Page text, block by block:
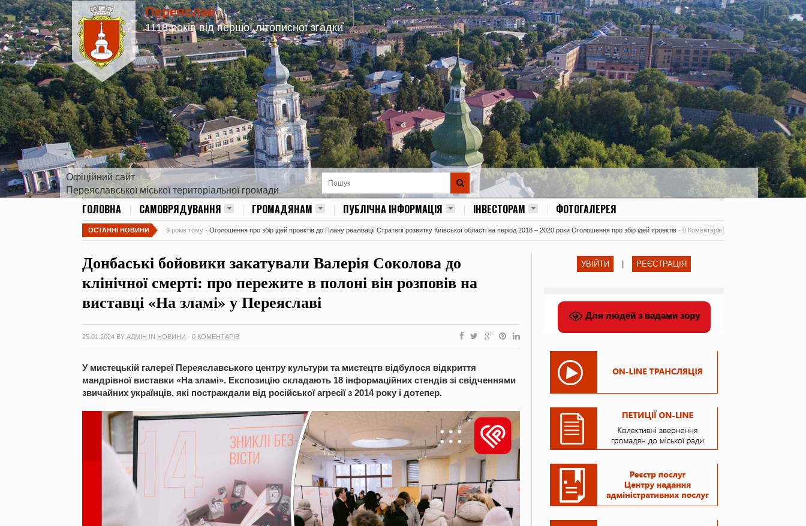
Переяслав
1118 років від першої літописної згадки
Офіційний сайт
Переяславської міської територіальної громади
ГОЛОВНА САМОВРЯДУВАННЯ ГРОМАДЯНАМ ПУБЛІЧНА ІНФОРМАЦІЯ ІНВЕСТОРАМ ФОТОГАЛЕРЕЯ
ОСТАННІ НОВИНИ 9 років тому - Оголошення про збір ідей проектів до Плану реалізації Стратегії розвитку Київської області на період 2018 – 2020 роки Оголошення про збір ідей проектів - 0 Коментарів
Донбаські бойовики закатували Валерія Соколова до
клінічної смерті: про пережите в полоні він розповів на
виставці «На зламі» у Переяславі
25.01.2024 BY АДМІН IN НОВИНИ · 0 КОМЕНТАРІВ
У мистецькій галереї Переяславського центру культури та мистецтв відбулося відкриття
мандрівної виставки «На зламі». Експозицію складають 18 інформаційних стендів зі свідченнями
звичайних українців, які постраждали від російської агресії з 2014 року і дотепер.
УВІЙТИ РЕЄСТРАЦІЯ
Для людей з вадами зору